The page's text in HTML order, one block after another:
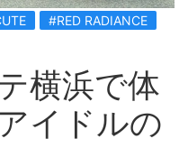
#RED RADIANCE
横浜で体
イドルの